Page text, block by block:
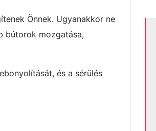
Önnek. Ugyanakkor ne
bútorok mozgatása,
és a sérülés